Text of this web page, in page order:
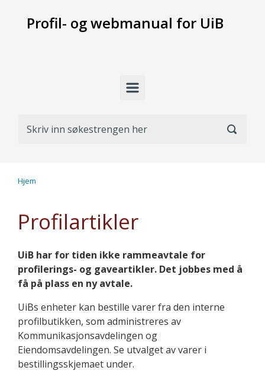
Skip to main content
Profil- og webmanual for UiB
Hjem
Profilartikler
UiB har for tiden ikke rammeavtale for
profilerings- og gaveartikler. Det jobbes med å
få på plass en ny avtale.
UiBs enheter kan bestille varer fra den interne
profilbutikken, som administreres av
Kommunikasjons­­­avdelingen og
Eiendomsavdelingen. Se utvalget av varer i
bestillingsskjemaet under.